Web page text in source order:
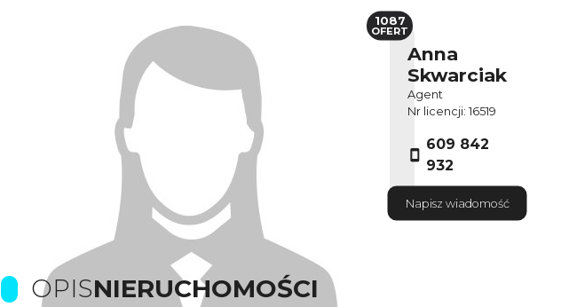
Anna
Skwarciak
Agent
Nr licencji: 16519
609 842
932
Napisz wiadomość
1087
OFERT
OPISNIERUCHOMOŚCI